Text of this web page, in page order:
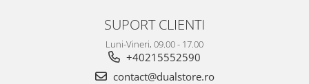
SUPORT CLIENTI
Luni-Vineri, 09.00 - 17.00
+40215552590
contact@dualstore.ro